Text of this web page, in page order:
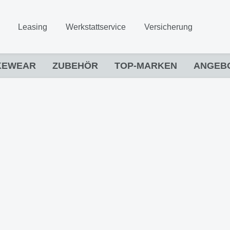
Leasing Werkstattservice Versicherung
ZUBEHÖR TOP-MARKEN